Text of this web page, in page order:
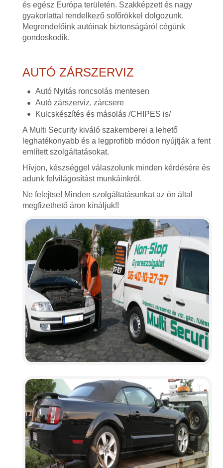
és egész Európa területén. Szakképzett és nagy
gyakorlattal rendelkező sofőrökkel dolgozunk.
Megrendelőink autóinak biztonságáról cégünk
gondoskodik.
AUTÓ ZÁRSZERVIZ
Autó Nyitás roncsolás mentesen
Autó zárszerviz, zárcsere
Kulcskészítés és másolás /CHIPES is/
A Multi Security kiváló szakemberei a lehető
leghatékonyabb és a legprofibb módon nyújtják a fent
említett szolgáltatásokat.
Hívjon, készséggel válaszolunk minden kérdésére és
adunk felvilágosítást munkáinkról.
Ne felejtse! Minden szolgáltatásunkat az ön által
megfizethető áron kínáljuk!!